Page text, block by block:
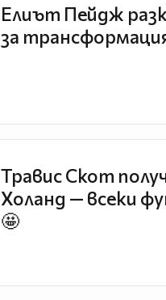
Елиът Пейдж
за
Травис Скот
Холанд — всеки
🤩